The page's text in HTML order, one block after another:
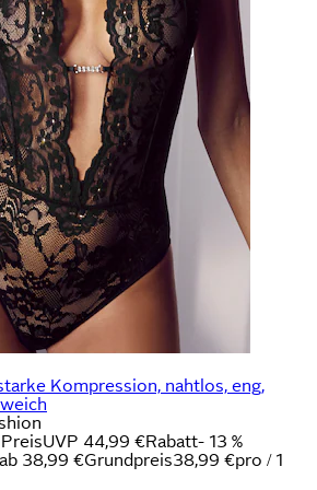
Kompression, nahtlos, eng,
UVP 44,99 €Rabatt- 13 %
ab 38,99 €Grundpreis38,99 €pro / 1